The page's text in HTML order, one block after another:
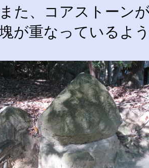
た、コアストーン
が重なっているよ